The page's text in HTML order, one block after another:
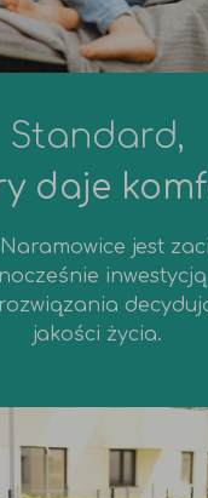
Standard,
daje
jest
jakości życia.